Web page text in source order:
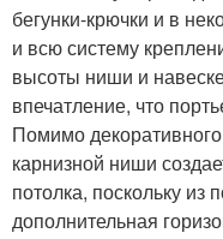
бегунки-крючки и в
и всю систему
высоты ниши и
впечатление, что
Помимо
карнизной ниши
потолка, поскольку из
дополнительная